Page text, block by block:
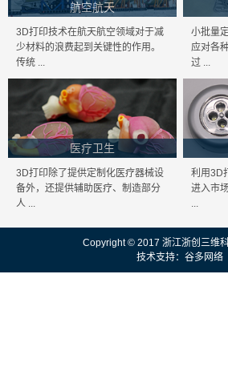
航空航天
3D打印技术在航天航空领域对于减
少材料的浪费起到关键性的作用。
传统 ...
小批量
应对各
过 ...
医疗卫生
3D打印除了提供定制化医疗器械设
备外，还提供辅助医疗、制造部分
人 ...
利用3D
进入市
...
Copyright © 2017 浙江浙创三维
技术支持： 谷多网络